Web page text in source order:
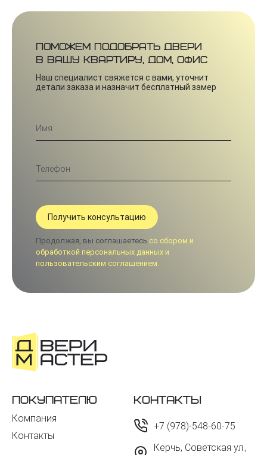
Поможем подобрать двери
в вашу квартиру, дом, офис
Наш специалист свяжется с вами, уточнит
детали заказа и назначит бесплатный замер
Продолжая, вы соглашаетесь со сбором и
обработкой персональных данных и
пользовательским соглашением.
Покупателю
Компания
Контакты
Контакты
+7 (978)-548-60-75
Керчь, Советская ул.,